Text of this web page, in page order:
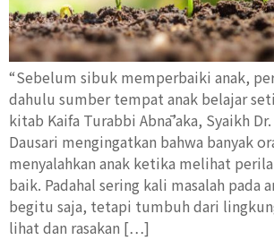
“Sebelum sibuk memperbaiki anak,
dahulu sumber tempat anak belajar
kitab Kaifa Turabbi Abnā’aka, Syaikh
Dausari mengingatkan bahwa banyak
menyalahkan anak ketika melihat
baik. Padahal sering kali masalah pada
begitu saja, tetapi tumbuh dari
lihat dan rasakan […]